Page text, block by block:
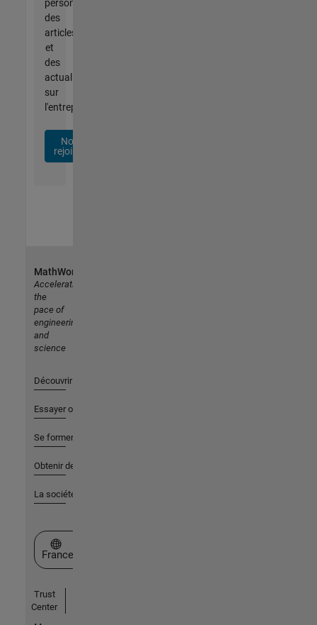
personnalisées,
des
articles
et
des
actualités
sur
l'entreprise.
Nous
rejoindre
MathWorks
Accelerating
the
pace of
engineering
and
science
Découvrir les produits
Essayer ou acheter
Se former
Obtenir de l'aide
La société
Sélectionner un site web
France
Trust
Center